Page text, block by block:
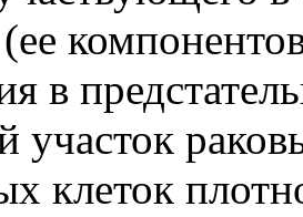
в
участок
клеток